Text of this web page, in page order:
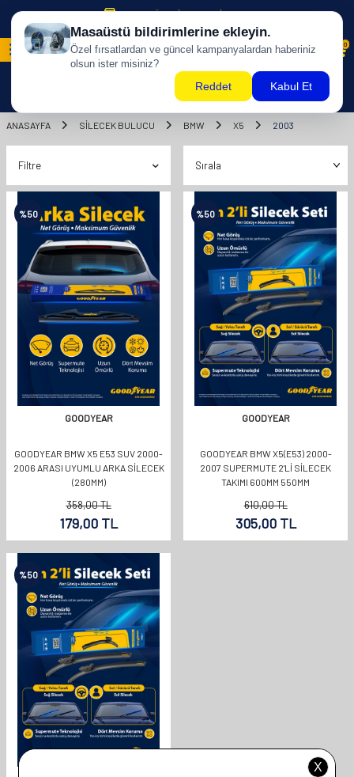
500 TL ÜZERİ KARGO BİZDEN !
0
ANASAYFA SILECEK BULUCU BMW X5 2003
Filtre
%50
GOODYEAR
GOODYEAR BMW X5 E53 SUV 2000-
2006 ARASI UYUMLU ARKA SILECEK
(280MM)
358,00TL
179,00 TL
%50
GOODYEAR
GOODYEAR BMW X5(E53) 2000-
2007 SUPERMUTE 2'LI SILECEK
TAKIMI 600MM 550MM
610,00TL
305,00TL
%50